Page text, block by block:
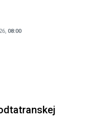
08:00